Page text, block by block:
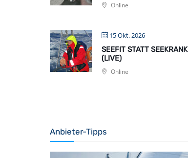
Online
15 Okt. 2026
SEEFIT STATT SEEKRANK
(LIVE)
Online
Anbieter-Tipps